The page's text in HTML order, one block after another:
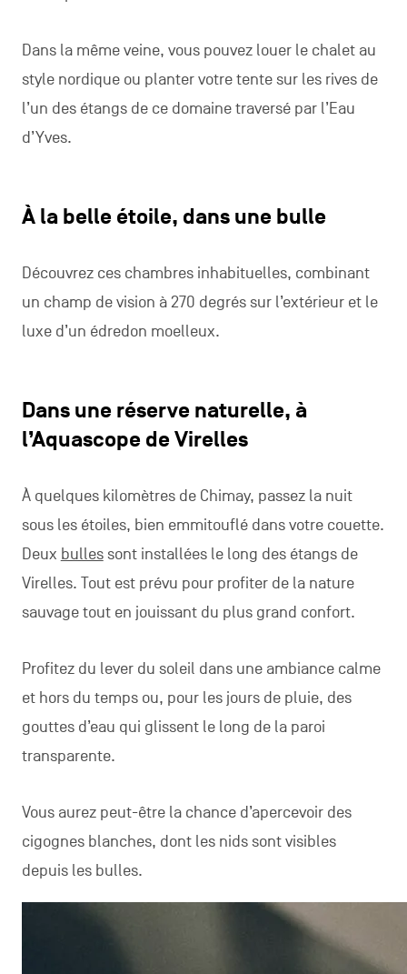
Dans la même veine, vous pouvez louer le chalet au
style nordique ou planter votre tente sur les rives de
l’un des étangs de ce domaine traversé par l’Eau
d’Yves.
À la belle étoile, dans une bulle
Découvrez ces chambres inhabituelles, combinant
un champ de vision à 270 degrés sur l’extérieur et le
luxe d’un édredon moelleux.
Dans une réserve naturelle, à
l’Aquascope de Virelles
À quelques kilomètres de Chimay, passez la nuit
sous les étoiles, bien emmitouflé dans votre couette.
Deux bullessont installées le long des étangs de
Virelles. Tout est prévu pour profiter de la nature
sauvage tout en jouissant du plus grand confort.
Profitez du lever du soleil dans une ambiance calme
et hors du temps ou, pour les jours de pluie, des
gouttes d’eau qui glissent le long de la paroi
transparente.
Vous aurez peut-être la chance d’apercevoir des
cigognes blanches, dont les nids sont visibles
depuis les bulles.